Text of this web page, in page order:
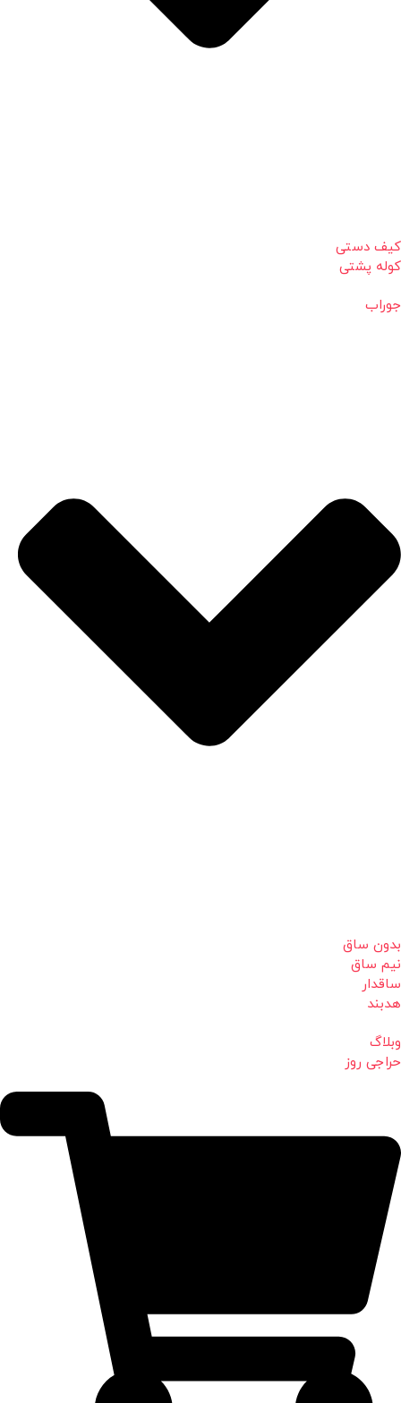
کیف دستی
کوله پشتی
جوراب
بدون ساق
نیم ساق
ساقدار
هدبند
وبلاگ
حراجی روز